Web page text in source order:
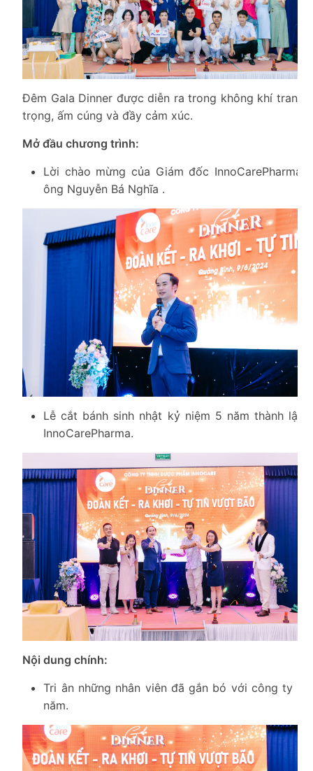
Đêm Gala Dinner được diễn ra trong không khí trang
trọng, ấm cúng và đầy cảm xúc.
Mở đầu chương trình:
Lời chào mừng của Giám đốc InnoCarePharma,
ông Nguyễn Bá Nghĩa .
Lễ cắt bánh sinh nhật kỷ niệm 5 năm thành lập
InnoCarePharma.
Nội dung chính:
Tri ân những nhân viên đã gắn bó với công ty 5
năm.